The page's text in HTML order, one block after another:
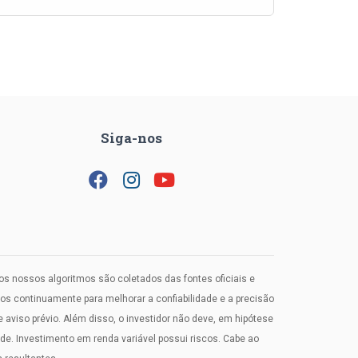
Siga-nos
nossos algoritmos são coletados das fontes oficiais e
continuamente para melhorar a confiabilidade e a precisão
prévio. Além disso, o investidor não deve, em hipótese
Investimento em renda variável possui riscos. Cabe ao